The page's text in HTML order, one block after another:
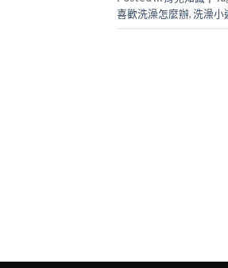
喜歡洗澡怎麼辦,洗澡小